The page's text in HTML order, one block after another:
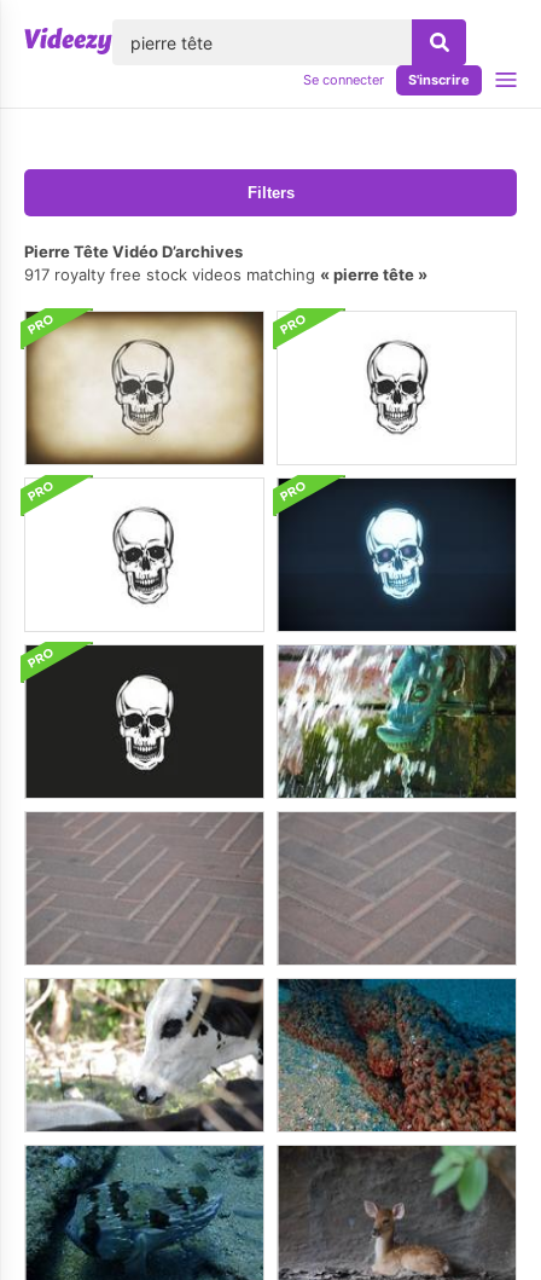
Se connecter S'inscrire
Filters
Pierre Tête Vidéo D’archives
917 royalty free stock videos matching
pierre tête